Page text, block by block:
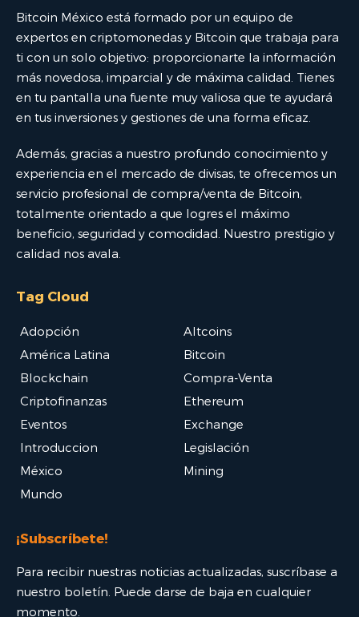
Bitcoin México está formado por un equipo de
expertos en criptomonedas y Bitcoin que trabaja para
ti con un solo objetivo: proporcionarte la información
más novedosa, imparcial y de máxima calidad. Tienes
en tu pantalla una fuente muy valiosa que te ayudará
en tus inversiones y gestiones de una forma eficaz.
Además, gracias a nuestro profundo conocimiento y
experiencia en el mercado de divisas, te ofrecemos un
servicio profesional de compra/venta de Bitcoin,
totalmente orientado a que logres el máximo
beneficio, seguridad y comodidad. Nuestro prestigio y
calidad nos avala.
Tag Cloud
Adopción
Altcoins
América Latina
Bitcoin
Blockchain
Compra-Venta
Criptofinanzas
Ethereum
Eventos
Exchange
Introduccion
Legislación
México
Mining
Mundo
¡Subscríbete!
Para recibir nuestras noticias actualizadas, suscríbase a
nuestro boletín. Puede darse de baja en cualquier
momento.